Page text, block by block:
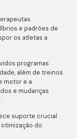
e padrões de
os atletas a
programas
além de treinos
motor e a
e mudanças
suporte crucial
do